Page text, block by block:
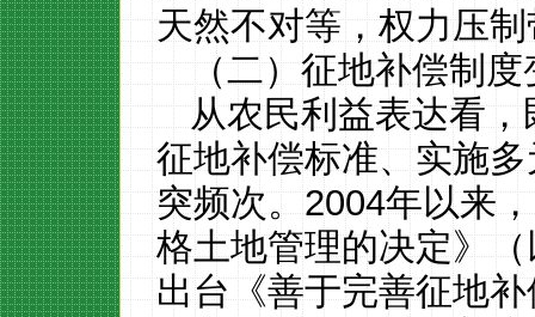
天然不对等，权力压
（二）征地补偿制度
从农民利益表达看
征地补偿标准、实施
突频次。2004年以来
格土地管理的决定》
出台《善于完善征地